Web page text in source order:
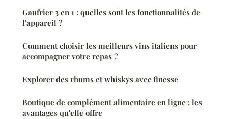
Gaufrier 3 en 1 : quelles sont les fonctionnalités de
l'appareil ?
Comment choisir les meilleurs vins italiens pour
accompagner votre repas ?
Explorer des rhums et whiskys avec finesse
Boutique de complément alimentaire en ligne : les
avantages qu'elle offre